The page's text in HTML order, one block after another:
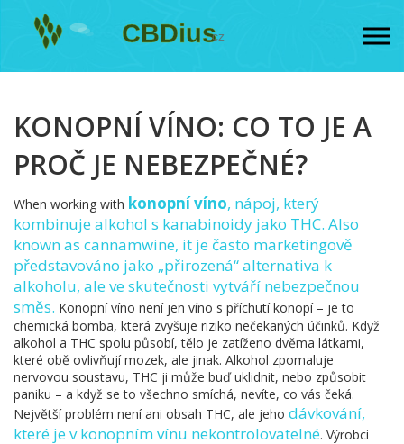
KONOPNÍ VÍNO: CO TO JE A
PROČ JE NEBEZPEČNÉ?
When working with konopní víno, nápoj, který
kombinuje alkohol s kanabinoidy jako THC. Also
known as cannamwine, it je často marketingově
představováno jako „přirozená“ alternativa k
alkoholu, ale ve skutečnosti vytváří nebezpečnou
směs. Konopní víno není jen víno s příchutí konopí – je to
chemická bomba, která zvyšuje riziko nečekaných účinků. Když
alkohol a THC spolu působí, tělo je zatíženo dvěma látkami,
které obě ovlivňují mozek, ale jinak. Alkohol zpomaluje
nervovou soustavu, THC ji může buď uklidnit, nebo způsobit
paniku – a když se to všechno smíchá, nevíte, co vás čeká.
Největší problém není ani obsah THC, ale jeho dávkování,
které je v konopním vínu nekontrolovatelné. Výrobci